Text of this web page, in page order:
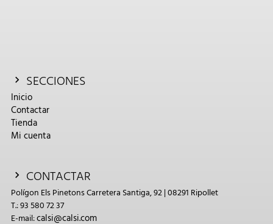
SECCIONES
Inicio
Contactar
Tienda
Mi cuenta
CONTACTAR
Polígon Els Pinetons Carretera Santiga, 92 | 08291 Ripollet
T.: 93 580 72 37
E-mail:calsi@calsi.com